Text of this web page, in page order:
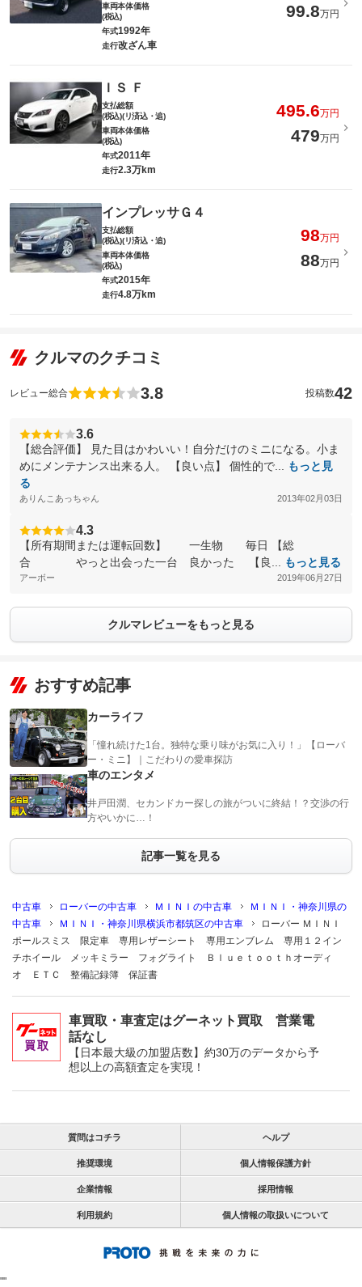
車両本体価格
(税込)
99.8万円
年式1992年
走行改ざん車
ＩＳ Ｆ
支払総額
(税込)(リ済込・追)
495.6万円
車両本体価格
(税込)
479万円
年式2011年
走行2.3万km
インプレッサＧ４
支払総額
(税込)(リ済込・追)
98万円
車両本体価格
(税込)
88万円
年式2015年
走行4.8万km
クルマのクチコミ
レビュー総合 3.8 投稿数42
3.6
【総合評価】 見た目はかわいい！自分だけのミニになる。小ま
めにメンテナンス出来る人。 【良い点】 個性的で...
もっと見
る
ありんこあっちゃん 2013年02月03日
4.3
【所有期間または運転回数】 一生物 毎日 【総
合 やっと出会った一台 良かった 【良...
もっと見る
アーボー 2019年06月27日
クルマレビューをもっと見る
おすすめ記事
カーライフ
「憧れ続けた1台。独特な乗り味がお気に入り！」【ローバ
ー・ミニ】｜こだわりの愛車探訪
車のエンタメ
井戸田潤、セカンドカー探しの旅がついに終結！？交渉の行
方やいかに…！
記事一覧を見る
中古車 ローバーの中古車 ＭＩＮＩの中古車
ＭＩＮＩ・神奈川県の
中古車
ＭＩＮＩ・神奈川県横浜市都筑区の中古車
ローバー ＭＩＮＩ
ポールスミス 限定車 専用レザーシート 専用エンブレム 専用１２イン
チホイール メッキミラー フォグライト Ｂｌｕｅｔｏｏｔｈオーディ
オ ＥＴＣ 整備記録簿 保証書
車買取・車査定はグーネット買取 営業電
話なし
【日本最大級の加盟店数】約30万のデータから予
想以上の高額査定を実現！
質問はコチラ ヘルプ
推奨環境 個人情報保護方針
企業情報 採用情報
利用規約 個人情報の取扱いについて
""